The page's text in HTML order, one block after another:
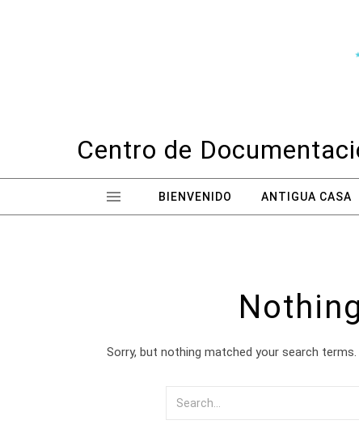
Centro de
BIENVENIDO ANTIGUA CASA
Sorry, but nothing matched your search